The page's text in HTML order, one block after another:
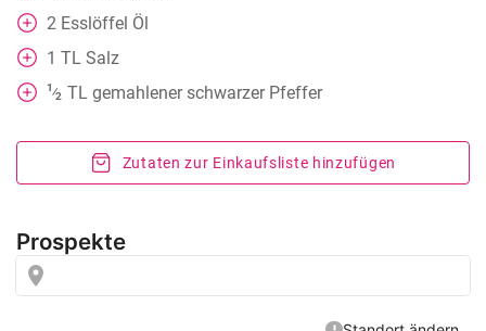
2 Esslöffel Öl
1 TL Salz
1⁄2 TL gemahlener schwarzer Pfeffer
Zutaten zur Einkaufsliste hinzufügen